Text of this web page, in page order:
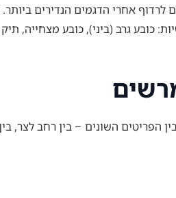
אחרי הדגמים הנדירים ביותר.
כובע גרב (ביני), כובע
השונים – בין רחב לצר,